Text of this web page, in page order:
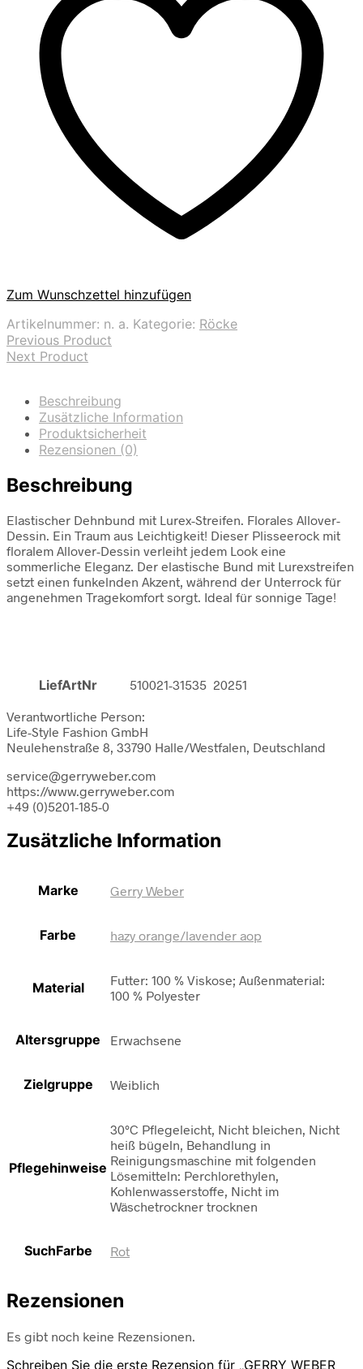
Zum Wunschzettel hinzufügen
Artikelnummer: n. a. Kategorie: Röcke
Previous Product
Next Product
Beschreibung
Zusätzliche Information
Produktsicherheit
Rezensionen (0)
Beschreibung
Elastischer Dehnbund mit Lurex-Streifen. Florales Allover-
Dessin. Ein Traum aus Leichtigkeit! Dieser Plisseerock mit
floralem Allover-Dessin verleiht jedem Look eine
sommerliche Eleganz. Der elastische Bund mit Lurexstreifen
setzt einen funkelnden Akzent, während der Unterrock für
angenehmen Tragekomfort sorgt. Ideal für sonnige Tage!
LiefArtNr 510021-31535 20251
Verantwortliche Person:
Life-Style Fashion GmbH
Neulehenstraße 8, 33790 Halle/Westfalen, Deutschland
service@gerryweber.com
https://www.gerryweber.com
+49 (0)5201-185-0
Zusätzliche Information
Marke Gerry Weber
Farbe hazy orange/lavender aop
Material
Futter: 100 % Viskose; Außenmaterial:
100 % Polyester
Altersgruppe Erwachsene
Zielgruppe Weiblich
Pflegehinweise
30°C Pflegeleicht, Nicht bleichen, Nicht
heiß bügeln, Behandlung in
Reinigungsmaschine mit folgenden
Lösemitteln: Perchlorethylen,
Kohlenwasserstoffe, Nicht im
Wäschetrockner trocknen
SuchFarbe Rot
Rezensionen
Es gibt noch keine Rezensionen.
Schreiben Sie die erste Rezension für „GERRY WEBER